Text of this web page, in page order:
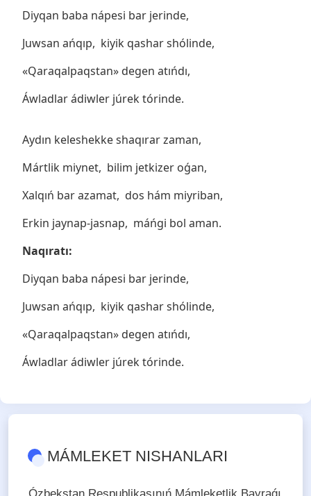
Diyqan baba nápesi bar jerinde,
Juwsan ańqıp, kiyik qashar shólinde,
«Qaraqalpaqstan» degen atıńdı,
Áwladlar ádiwler júrek tórinde.
Aydın keleshekke shaqırar zaman,
Mártlik miynet, bilim jetkizer oǵan,
Xalqıń bar azamat, dos hám miyriban,
Erkin jaynap-jasnap, máńgi bol aman.
Naqıratı:
Diyqan baba nápesi bar jerinde,
Juwsan ańqıp, kiyik qashar shólinde,
«Qaraqalpaqstan» degen atıńdı,
Áwladlar ádiwler júrek tórinde.
MÁMLEKET NISHANLARI